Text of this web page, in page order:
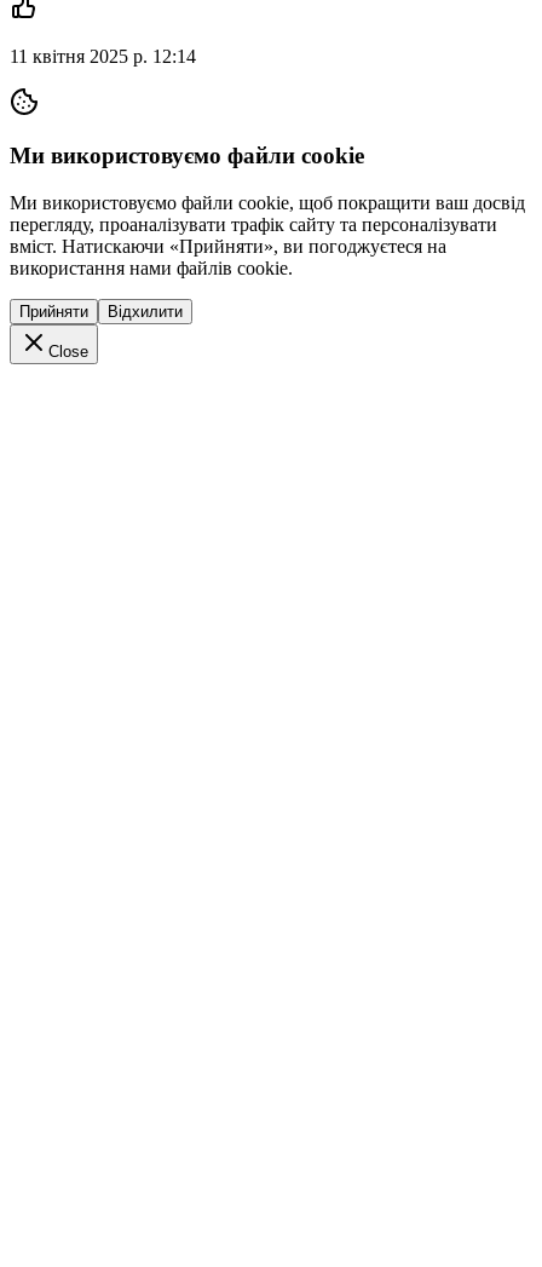
11 квітня 2025 р. 12:14
Ми використовуємо файли cookie
Ми використовуємо файли cookie, щоб покращити ваш досвід
перегляду, проаналізувати трафік сайту та персоналізувати
вміст. Натискаючи «Прийняти», ви погоджуєтеся на
використання нами файлів cookie.
Прийняти Відхилити
Close